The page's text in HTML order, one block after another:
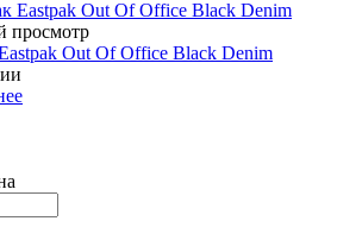
просмотр
Out Of Office Black Denim